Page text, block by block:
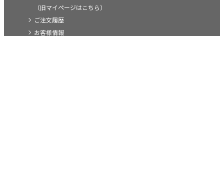
（旧マイページはこちら）
ご注文履歴
お客様情報